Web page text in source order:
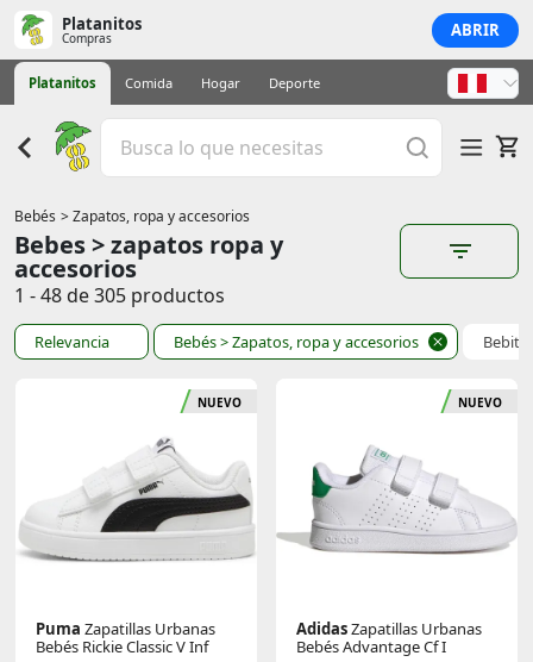
Platanitos
Compras ABRIR
Platanitos Comida Hogar Deporte
Bebés > Zapatos, ropa y accesorios
Bebes > zapatos ropa y
accesorios
1 - 48 de 305 productos
Relevancia Bebés> Zapatos, ropa y accesorios Bebita
NUEVO
Puma Zapatillas Urbanas
Bebés Rickie Classic V Inf
NUEVO
AdidasZapatillas Urbanas
Bebés Advantage Cf I